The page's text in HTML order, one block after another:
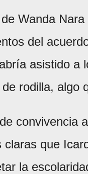
Wanda
del
asistido a
rodilla, algo
convivencia
claras que
la